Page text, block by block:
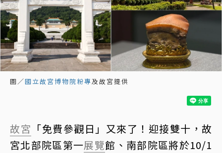
圖／國立故宮博物院粉專及故宮提供
故宮 「免費參觀日」又來了！迎接雙十，故
宮北部院區第一展覽館、南部院區將於10/1